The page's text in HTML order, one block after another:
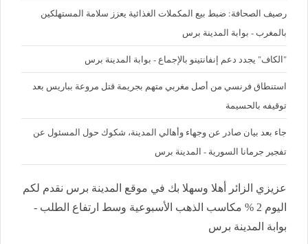
رصيف الصحافة: ضبط بيع المكملات الغذائية يعزز سلامة المستهلكين
بالمغرب - بوابة المدينة برس
"الكاف" يجدد دعم إنفانتينو بالإجماع - بوابة المدينة برس
استنطاق فرنسي من أصل مغربي متهم بجريمة قتل مروعة بباريس بعد
توقيفه بالحسيمة
جاء بعد بيان صادر عن وجهاء وأهالي المدينة، شكوك حول المسئول عن
تفجير جرمانا السورية - المدينة برس
عزيزي الزائر أهلا وسهلا بك في موقع المدينة برس نقدم لكم
اليوم 2 % مكاسب الذهب الأسبوعية وسط ارتفاع الطلب -
بوابة المدينة برس